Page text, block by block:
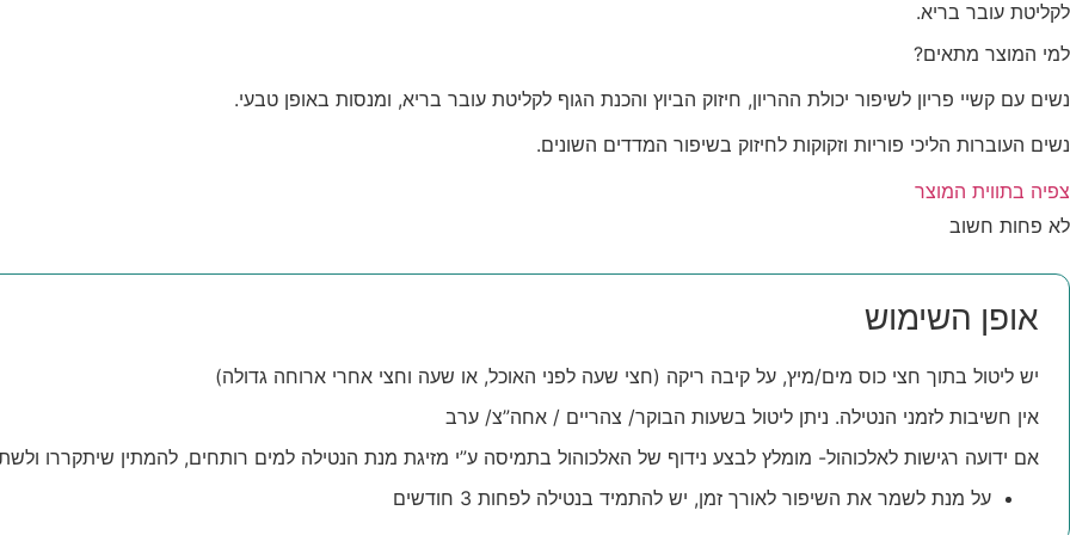
לקליטת עובר בריא.
למי המוצר מתאים?
נשים עם קשיי פריון לשיפור יכולת ההריון, חיזוק הביוץ והכנת הגוף לקליטת עובר בריא, ומנסות באופן טבעי.
נשים העוברות הליכי פוריות וזקוקות לחיזוק בשיפור המדדים השונים.
צפיה בתווית המוצר
לא פחות חשוב
אופן השימוש
יש ליטול בתוך חצי כוס מים/מיץ, על קיבה ריקה (חצי שעה לפני האוכל, או שעה וחצי אחרי ארוחה גדולה)
אין חשיבות לזמני הנטילה. ניתן ליטול בשעות הבוקר/ צהריים / אחה”צ/ ערב
אם ידועה רגישות לאלכוהול- מומלץ לבצע נידוף של האלכוהול בתמיסה ע”י מזיגת מנת הנטילה למים רותחים, להמתין שיתקררו
על מנת לשמר את השיפור לאורך זמן, יש להתמיד בנטילה לפחות 3 חודשים